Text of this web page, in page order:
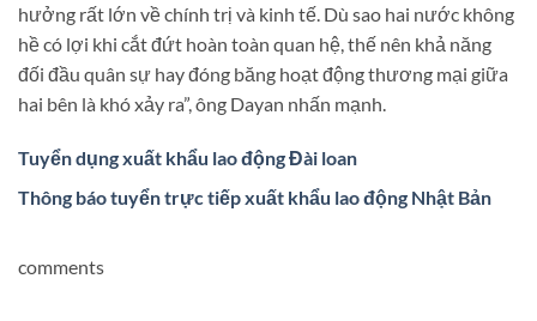
hưởng rất lớn về chính trị và kinh tế. Dù sao hai nước không
hề có lợi khi cắt đứt hoàn toàn quan hệ, thế nên khả năng
đối đầu quân sự hay đóng băng hoạt động thương mại giữa
hai bên là khó xảy ra”, ông Dayan nhấn mạnh.
Tuyển dụng xuất khẩu lao động Đài loan
Thông báo tuyển trực tiếp xuất khẩu lao động Nhật Bản
comments